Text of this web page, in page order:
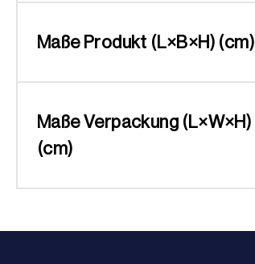
Maße Produkt (L×B×H) (cm)
Maße Verpackung (L×W×H)
(cm)